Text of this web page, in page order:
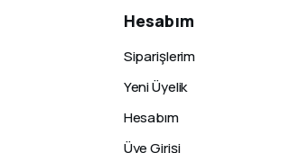
Hesabım
Siparişlerim
Yeni Üyelik
Hesabım
Üye Girişi